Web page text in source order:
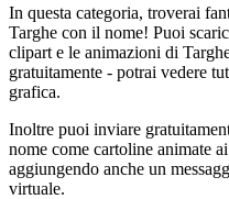
In questa categoria, troverai
Targhe con il nome! Puoi
clipart e le animazioni di
gratuitamente - potrai vedere
grafica.
Inoltre puoi inviare
nome come cartoline animate
aggiungendo anche un
virtuale.